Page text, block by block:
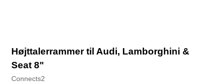
Højttalerrammer til Audi, Lamborghini &
Seat 8"
Connects2